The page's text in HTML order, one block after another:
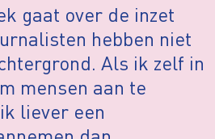
gaat over de inzet
hebben niet
Als ik zelf in
mensen aan te
liever een